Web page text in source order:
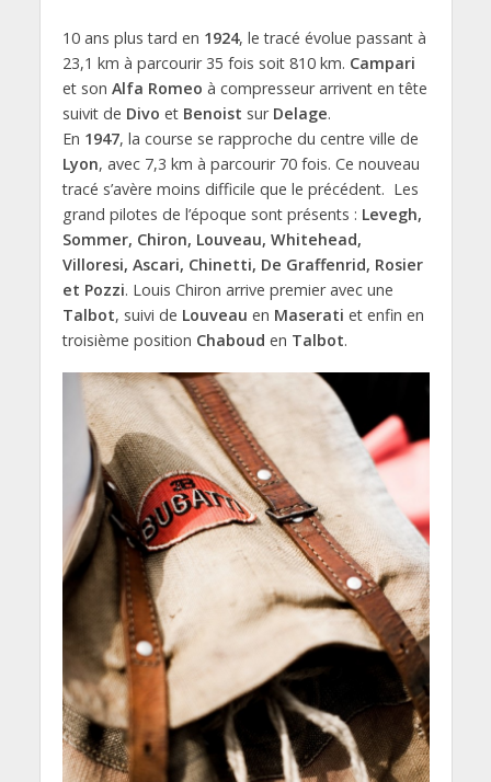
10 ans plus tard en 1924, le tracé évolue passant à
23,1 km à parcourir 35 fois soit 810 km. Campari
et son Alfa Romeo à compresseur arrivent en tête
suivit de Divo et Benoist sur Delage.
En 1947, la course se rapproche du centre ville de
Lyon, avec 7,3 km à parcourir 70 fois. Ce nouveau
tracé s’avère moins difficile que le précédent. Les
grand pilotes de l’époque sont présents : Levegh,
Sommer, Chiron, Louveau, Whitehead,
Villoresi, Ascari, Chinetti, De Graffenrid, Rosier
et Pozzi. Louis Chiron arrive premier avec une
Talbot, suivi de Louveau en Maserati et enfin en
troisième position Chaboud en Talbot.